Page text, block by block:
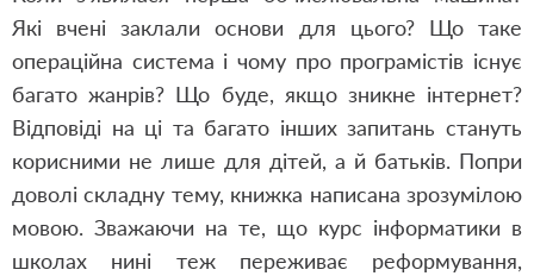
Які вчені заклали основи для цього? Що таке
операційна система і чому про програмістів існує
багато жанрів? Що буде, якщо зникне інтернет?
Відповіді на ці та багато інших запитань стануть
корисними не лише для дітей, а й батьків. Попри
доволі складну тему, книжка написана зрозумілою
мовою. Зважаючи на те, що курс інформатики в
школах нині теж переживає реформування,